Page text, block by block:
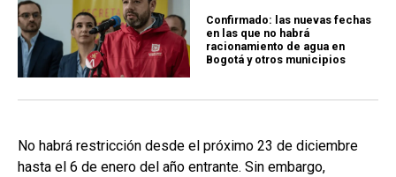
Confirmado: las nuevas fechas
en las que no habrá
racionamiento de agua en
Bogotá y otros municipios
No habrá restricción desde el próximo 23 de diciembre
hasta el 6 de enero del año entrante. Sin embargo,